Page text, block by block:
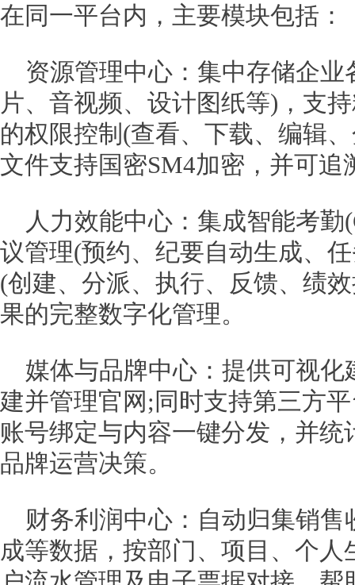
在同一平台内，主要模块包括：
资源管理中心：集中存储企
片、音视频、设计图纸等)，支
的权限控制(查看、下载、编辑
文件支持国密SM4加密，并可追
人力效能中心：集成智能考勤
议管理(预约、纪要自动生成、
(创建、分派、执行、反馈、绩
果的完整数字化管理。
媒体与品牌中心：提供可视
建并管理官网;同时支持第三方
账号绑定与内容一键分发，并
品牌运营决策。
财务利润中心：自动归集销
成等数据，按部门、项目、个